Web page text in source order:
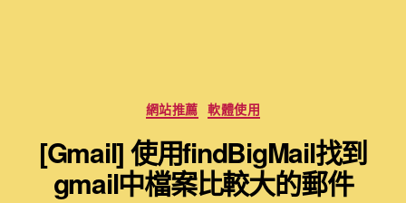
分
類
網站推薦 軟體使用
[Gmail] 使用findBigMail找到
gmail中檔案比較大的郵件